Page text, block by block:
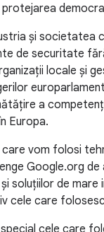
și societatea
de securitate
locale și
a
Europa.
vom folosi
Google.org de
soluțiilor de
cele care
cele care